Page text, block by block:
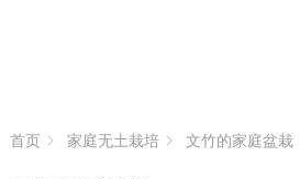
首页 家庭无土栽培 文竹的家庭盆栽